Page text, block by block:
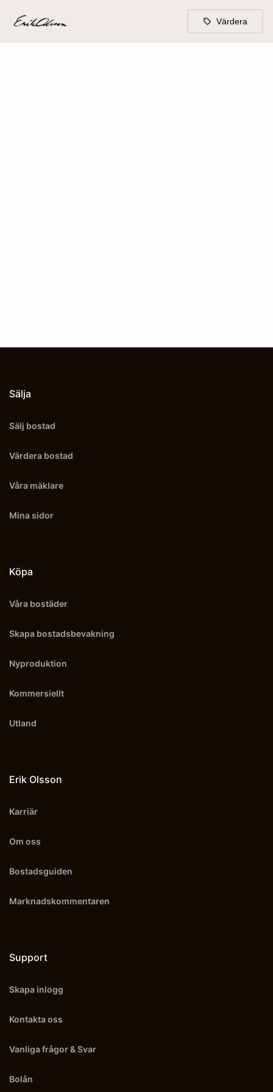
Värdera
Sälja
Sälj bostad
Värdera bostad
Våra mäklare
Mina sidor
Köpa
Våra bostäder
Skapa bostadsbevakning
Nyproduktion
Kommersiellt
Utland
Erik Olsson
Karriär
Om oss
Bostadsguiden
Marknadskommentaren
Support
Skapa inlogg
Kontakta oss
Vanliga frågor & Svar
Bolån